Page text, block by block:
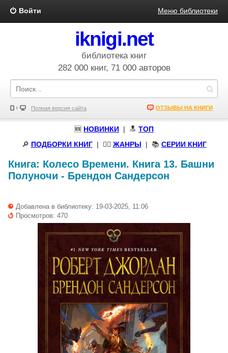
Войти Меню библиотеки
iknigi.net
библиотека книг
282 000 книг, 71 000 авторов
Полная версия сайта ОТЗЫВЫ НА КНИГИ
🆕 НОВИНКИ | 🔝 ТОП
🔎 ПОДБОРКИ КНИГ| 🧝‍♀️ ЖАНРЫ | 📚 СЕРИИ КНИГ
Книга: Колесо Времени. Книга 13. Башни
Полуночи - Брендон Сандерсон
Добавлена в библиотеку: 19-03-2025, 11:06
Просмотров: 470